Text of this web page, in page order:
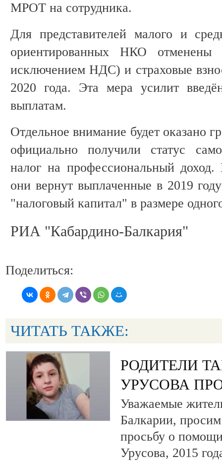
МРОТ на сотрудника.
Для представителей малого и
ориентированных НКО отменены
исключением НДС) и страховые
2020 года. Эта мера усилит
выплатам.
Отдельное внимание будет оказано
официально получили статус
налог на профессиональный
они вернут выплаченные в 2019
"налоговый капитал" в размере
РИА "Кабардино-Балкария"
Поделиться:
ЧИТАТЬ ТАКЖЕ:
РОДИТЕЛИ
УРУСОВА
Уважаемые
Балкарии,
просьбу о
Урусова, 2015